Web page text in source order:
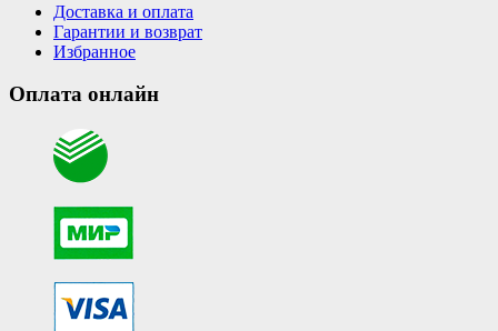
Доставка и оплата
Гарантии и возврат
Избранное
Оплата онлайн